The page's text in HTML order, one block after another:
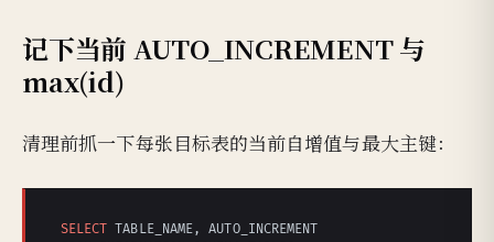
记下当前 AUTO_INCREMENT 与
max(id)
清理前抓一下每张目标表的当前自增值与最大主键：
SELECT